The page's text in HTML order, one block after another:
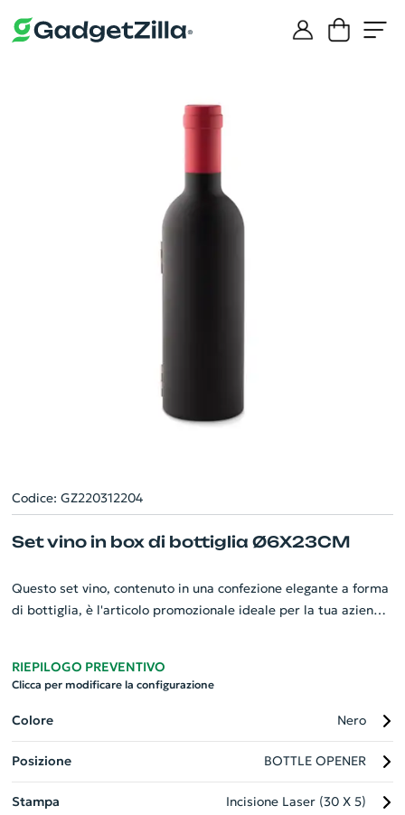
Codice: GZ220312204
Set vino in box di bottiglia Ø6X23CM
Questo set vino, contenuto in una confezione elegante a forma
di bottiglia, è l'articolo promozionale ideale per la tua azienda.
strumenti essenziali per gli amanti del vino. Con dimensioni di
regalo aziendale pratico e di stile. Eleva la tua strategia di
branding con questo gadget personalizzato.
RIEPILOGO PREVENTIVO
Clicca per modificare la configurazione
Colore Nero
Posizione BOTTLE OPENER
Stampa Incisione Laser (30 X 5)